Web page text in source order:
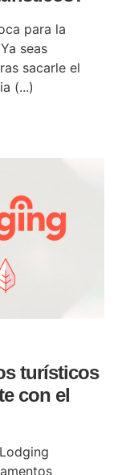
para la
seas
sacarle el
(...)
turísticos
con el